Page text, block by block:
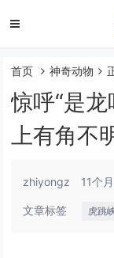
首页 神奇动物
惊呼“是
上有角不
zhiyongz 11个
文章标签 虎跳